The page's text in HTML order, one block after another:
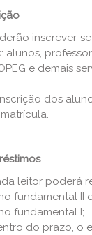
inscrever-
alunos,
e demais
dos
leitor poderá
fundamental II
fundamental I;
do prazo, o